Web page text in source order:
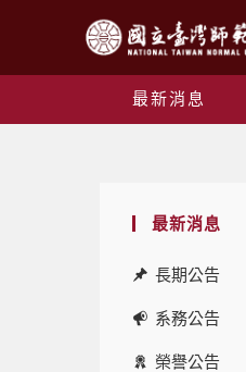
最新消息
最新消息
長期公告
系務公告
榮譽公告